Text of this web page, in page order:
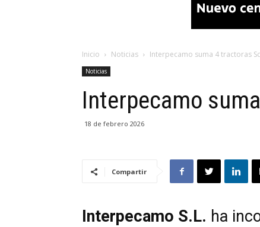
Inicio Noticias Interpecamo suma 4 tractoras
Noticias
Interpecamo
18 de febrero 2026
Compartir
Interpecamo S.L. ha